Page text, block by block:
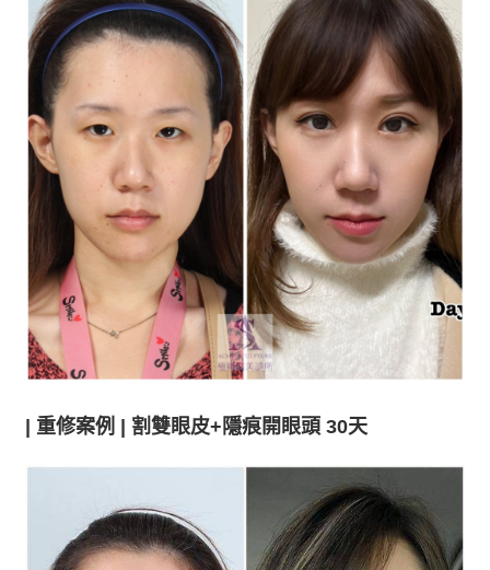
| 重修案例 | 割雙眼皮+隱痕開眼頭 30天